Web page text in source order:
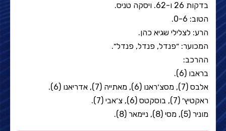
בדקות 26 ו-62. ויסקה טניס.
הטוב: 0-6.
הרע: לצלילי שגיא כהן.
המכוער: ״פנדל, פנדל, פנדל״.
ההרכב:
בראבו (6).
אלבס (7), מסצ׳ראנו (6), מאתייה (7), אדריאנו (6).
ראקטיץ׳ (7), בוסקטס (6), צ׳אבי (7).
מוניר (5), מסי (8), ניימאר (8).